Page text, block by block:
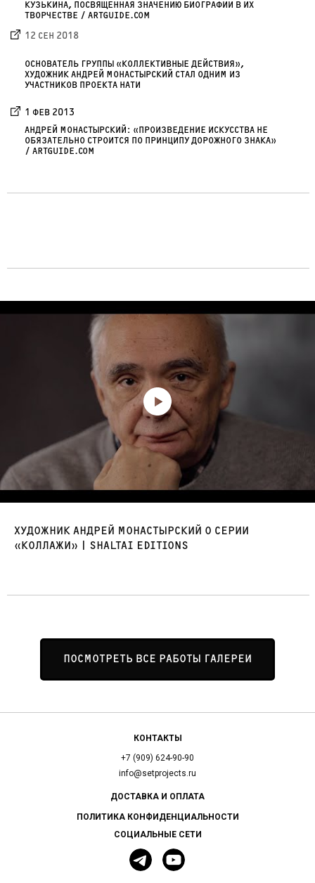
КУЗЬКИНА, ПОСВЯЩЕННАЯ ЗНАЧЕНИЮ БИОГРАФИИ В ИХ
ТВОРЧЕСТВЕ / ARTGUIDE.COM
12 СЕН 2018
ОСНОВАТЕЛЬ ГРУППЫ «КОЛЛЕКТИВНЫЕ ДЕЙСТВИЯ»,
ХУДОЖНИК АНДРЕЙ МОНАСТЫРСКИЙ СТАЛ ОДНИМ ИЗ
УЧАСТНИКОВ ПРОЕКТА НАТИ
1 ФЕВ 2013
АНДРЕЙ МОНАСТЫРСКИЙ: «ПРОИЗВЕДЕНИЕ ИСКУССТВА НЕ
ОБЯЗАТЕЛЬНО СТРОИТСЯ ПО ПРИНЦИПУ ДОРОЖНОГО ЗНАКА»
/ ARTGUIDE.COM
ХУДОЖНИК АНДРЕЙ МОНАСТЫРСКИЙ О СЕРИИ
«КОЛЛАЖИ» | SHALTAI EDITIONS
ПОСМОТРЕТЬ ВСЕ РАБОТЫ ГАЛЕРЕИ
КОНТАКТЫ
+7 (909) 624-90-90
info@setprojects.ru
СОЦИАЛЬНЫЕ СЕТИ
ДОСТАВКА И ОПЛАТА
ПОЛИТИКА КОНФИДЕНЦИАЛЬНОСТИ